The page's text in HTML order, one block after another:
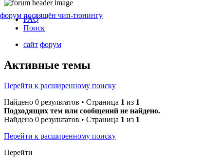
форум посвящён чип-тюнингу
FAQ
Поиск
сайт форум
Активные темы
Перейти к расширенному поиску
Найдено 0 результатов • Страница 1 из 1
Подходящих тем или сообщений не найдено.
Найдено 0 результатов • Страница 1 из 1
Перейти к расширенному поиску
Перейти